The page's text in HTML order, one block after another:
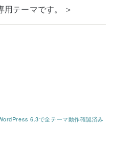
テーマです。 ＞
6.3で全テーマ動作確認済み